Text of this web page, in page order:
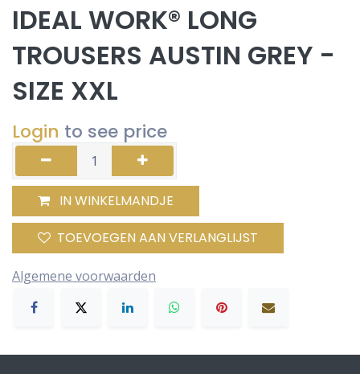
IDEAL WORK® LONG
TROUSERS AUSTIN GREY -
SIZE XXL
Login to see price
IN WINKELMANDJE
TOEVOEGEN AAN VERLANGLIJST
Algemene voorwaarden